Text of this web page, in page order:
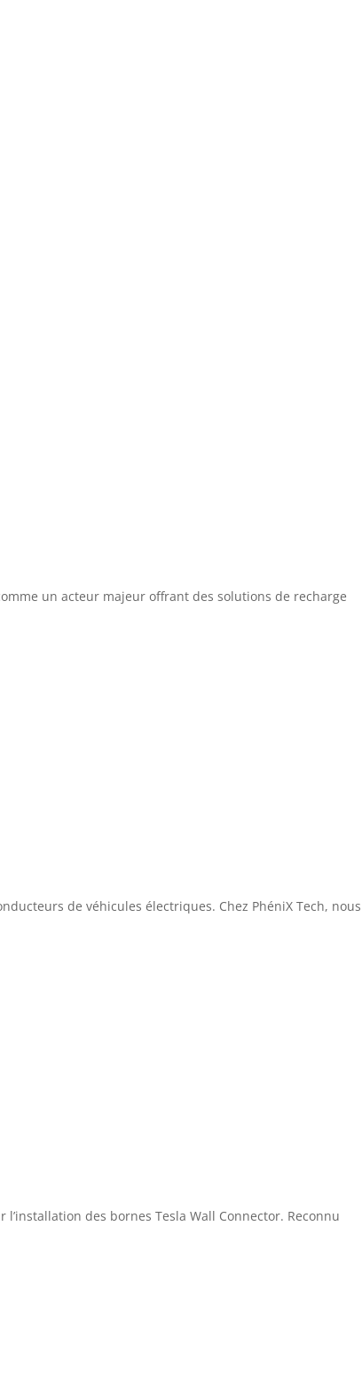
un acteur majeur offrant des solutions de recharge
de véhicules électriques. Chez PhéniX Tech, nous
des bornes Tesla Wall Connector. Reconnu